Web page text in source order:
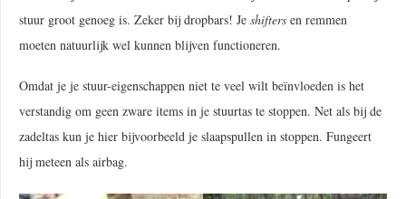
stuur groot genoeg is. Zeker bij dropbars! Je shifters en remmen
moeten natuurlijk wel kunnen blijven functioneren.
Omdat je je stuur-eigenschappen niet te veel wilt beïnvloeden is het
verstandig om geen zware items in je stuurtas te stoppen. Net als bij de
zadeltas kun je hier bijvoorbeeld je slaapspullen in stoppen. Fungeert
hij meteen als airbag.